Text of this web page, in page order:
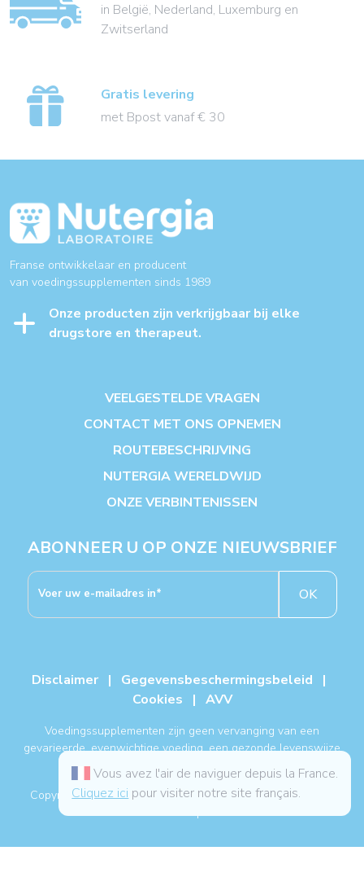
in België, Nederland, Luxemburg en
Zwitserland
Gratis levering
met Bpost vanaf € 30
Vous avez l'air de naviguer depuis la France.
Cliquez ici pour visiter notre site français.
Franse ontwikkelaar en producent
van voedingssupplementen sinds 1989
Onze producten zijn verkrijgbaar bij elke
drugstore en therapeut.
VEELGESTELDE VRAGEN
CONTACT MET ONS OPNEMEN
ROUTEBESCHRIJVING
NUTERGIA WERELDWIJD
ONZE VERBINTENISSEN
ABONNEER U OP ONZE NIEUWSBRIEF
OK
Disclaimer | Gegevensbeschermingsbeleid
|
Cookies
| AVV
Voedingssupplementen zijn geen vervanging van een
gevarieerde, evenwichtige voeding, een gezonde levenswijze
en een medische behandeling.
Copyright NUTERGIA® 2026, alle rechten voorbehouden. -
Sitemap